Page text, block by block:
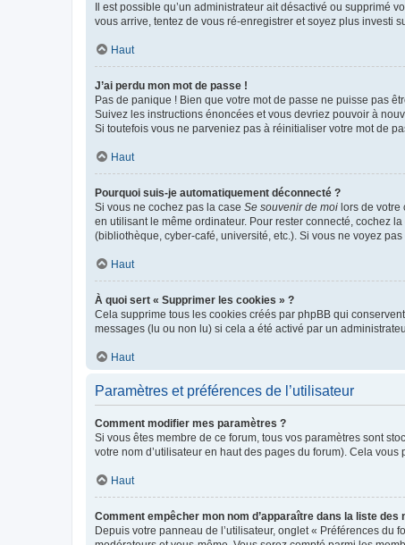
Il est possible qu’un administrateur ait désactivé ou
vous arrive, tentez de vous ré-enregistrer et soyez plus investi
Haut
J’ai perdu mon mot de passe !
Pas de panique ! Bien que votre mot de passe ne puisse pas
Suivez les instructions énoncées et vous devriez pouvoir à
Si toutefois vous ne parveniez pas à réinitialiser votre mot de
Haut
Pourquoi suis-je automatiquement déconnecté ?
Si vous ne cochez pas la case Se souvenir de moi lors de
en utilisant le même ordinateur. Pour rester connecté, cochez la
(bibliothèque, cyber-café, université, etc.). Si vous ne voyez
Haut
À quoi sert « Supprimer les cookies » ?
Cela supprime tous les cookies créés par phpBB qui
messages (lu ou non lu) si cela a été activé par un
Haut
Paramètres et préférences de l’utilisateur
Comment modifier mes paramètres ?
Si vous êtes membre de ce forum, tous vos paramètres sont
votre nom d’utilisateur en haut des pages du forum). Cela
Haut
Comment empêcher mon nom d’apparaître dans la liste
Depuis votre panneau de l’utilisateur, onglet « Préférences du